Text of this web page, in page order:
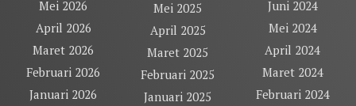
Mei 2026
April 2026
Maret 2026
Februari 2026
Januari 2026
Mei 2025
April 2025
Maret 2025
Februari 2025
Januari 2025
Juni 2024
Mei 2024
April 2024
Maret 2024
Februari 2024